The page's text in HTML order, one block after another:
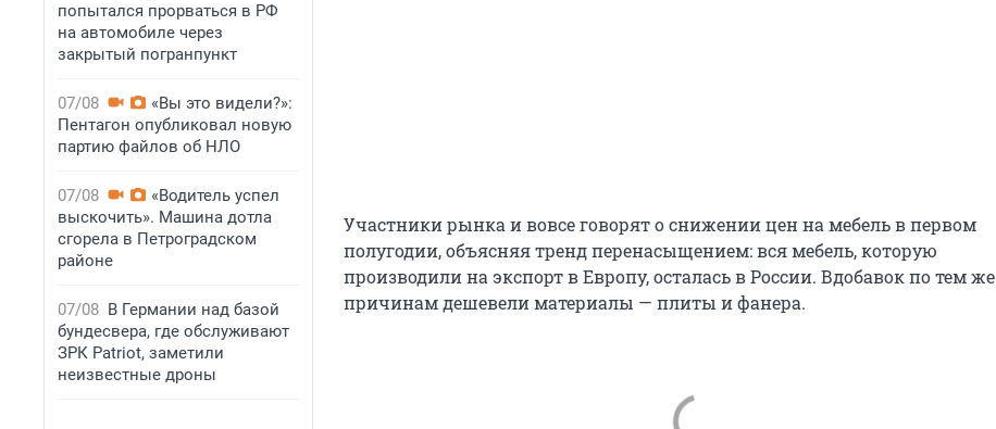
попытался прорваться в РФ
на автомобиле через
закрытый погранпункт
07/08
«Вы это видели?»:
Пентагон опубликовал новую
партию файлов об НЛО
07/08
«Водитель успел
выскочить». Машина дотла
сгорела в Петроградском
районе
07/08 В Германии над базой
бундесвера, где обслуживают
ЗРК Patriot, заметили
неизвестные дроны
Участники рынка и вовсе говорят о снижении цен на мебель в первом
полугодии, объясняя тренд перенасыщением: вся мебель, которую
производили на экспорт в Европу, осталась в России. Вдобавок по тем же
причинам дешевели материалы — плиты и фанера.